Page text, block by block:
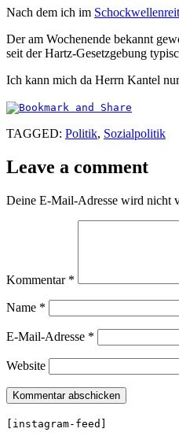
Nach dem ich im
Der am Wochenende bekannt
seit der Hartz-Gesetzgebung
Ich kann mich da Herrn Kantel
TAGGED: Politik, Sozialpolitik
Leave a comment
Deine E-Mail-Adresse wird nicht
Kommentar *
Name *
E-Mail-Adresse *
Website
[instagram-feed]